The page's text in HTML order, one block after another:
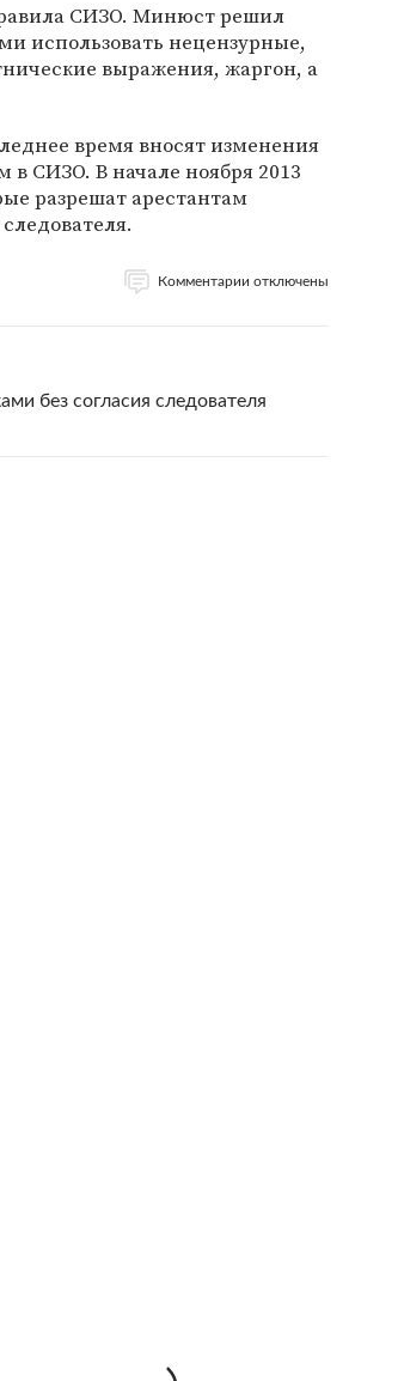
СИЗО. Минюст решил
использовать нецензурные,
выражения, жаргон, а
время вносят изменения
СИЗО. В начале ноября 2013
разрешат арестантам
Комментарии отключены
без согласия следователя